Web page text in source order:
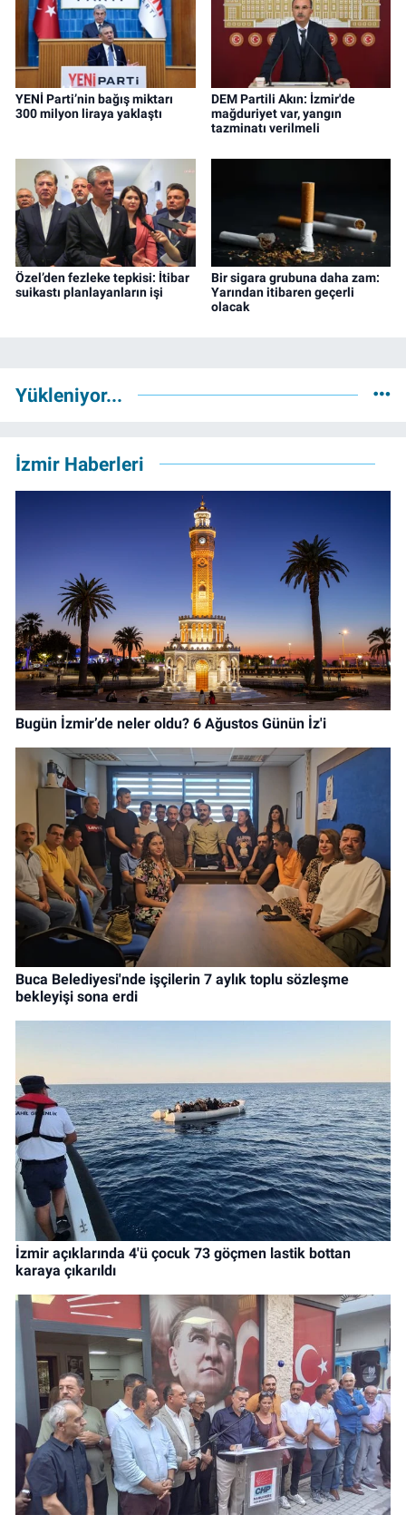
YENİ Parti’nin bağış miktarı
300 milyon liraya yaklaştı
DEM Partili Akın: İzmir'de
mağduriyet var, yangın
tazminatı verilmeli
Özel’den fezleke tepkisi: İtibar
suikastı planlayanların işi
Bir sigara grubuna daha zam:
Yarından itibaren geçerli
olacak
Yükleniyor...
İzmir Haberleri
Bugün İzmir’de neler oldu? 6 Ağustos Günün İz'i
Buca Belediyesi'nde işçilerin 7 aylık toplu sözleşme
bekleyişi sona erdi
İzmir açıklarında 4'ü çocuk 73 göçmen lastik bottan
karaya çıkarıldı